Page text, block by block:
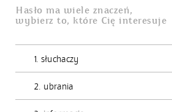
Jak korzystać
Hasło ma wiele znaczeń,
wybierz to, które Cię interesuje
1. słuchaczy
2. ubrania